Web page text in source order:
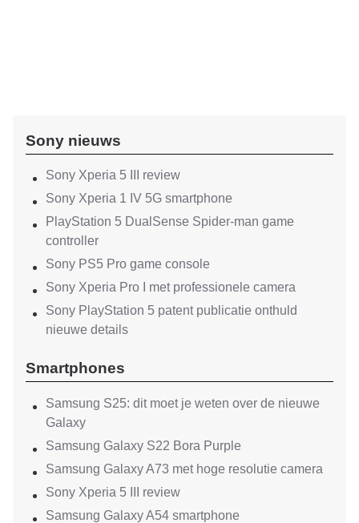
Sony nieuws
Sony Xperia 5 III review
Sony Xperia 1 IV 5G smartphone
PlayStation 5 DualSense Spider-man game
controller
Sony PS5 Pro game console
Sony Xperia Pro I met professionele camera
Sony PlayStation 5 patent publicatie onthuld
nieuwe details
Smartphones
Samsung S25: dit moet je weten over de nieuwe
Galaxy
Samsung Galaxy S22 Bora Purple
Samsung Galaxy A73 met hoge resolutie camera
Sony Xperia 5 III review
Samsung Galaxy A54 smartphone